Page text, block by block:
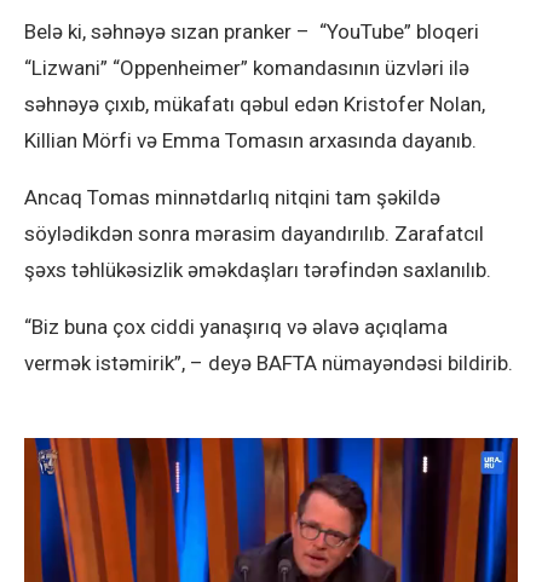
Belə ki, səhnəyə sızan pranker – “YouTube” bloqeri
“Lizwani” “Oppenheimer” komandasının üzvləri ilə
səhnəyə çıxıb, mükafatı qəbul edən Kristofer Nolan,
Killian Mörfi və Emma Tomasın arxasında dayanıb.
Ancaq Tomas minnətdarlıq nitqini tam şəkildə
söylədikdən sonra mərasim dayandırılıb. Zarafatcıl
şəxs təhlükəsizlik əməkdaşları tərəfindən saxlanılıb.
“Biz buna çox ciddi yanaşırıq və əlavə açıqlama
vermək istəmirik”, – deyə BAFTA nümayəndəsi bildirib.